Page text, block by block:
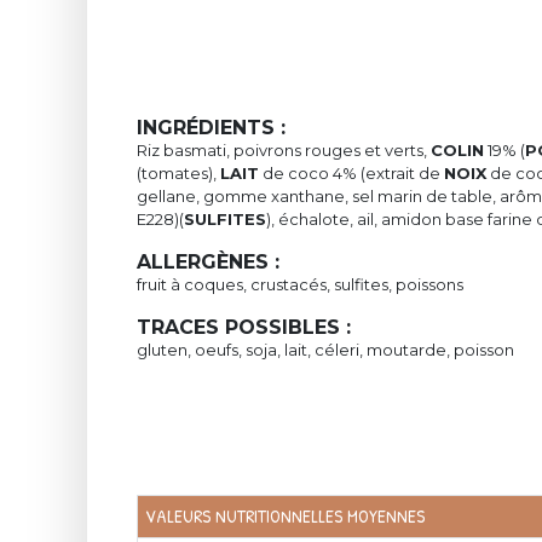
INGRÉDIENTS :
Riz basmati, poivrons rouges et verts, COLIN 19% (
(tomates), LAIT de coco 4% (extrait de NOIX de
gellane, gomme xanthane, sel marin de table,
E228)(SULFITES), échalote, ail, amidon base
ALLERGÈNES :
fruit à coques, crustacés, sulfites, poissons
TRACES POSSIBLES :
gluten, oeufs, soja, lait, céleri, moutarde, poisson
VALEURS NUTRITIONNELLES MOYENNES